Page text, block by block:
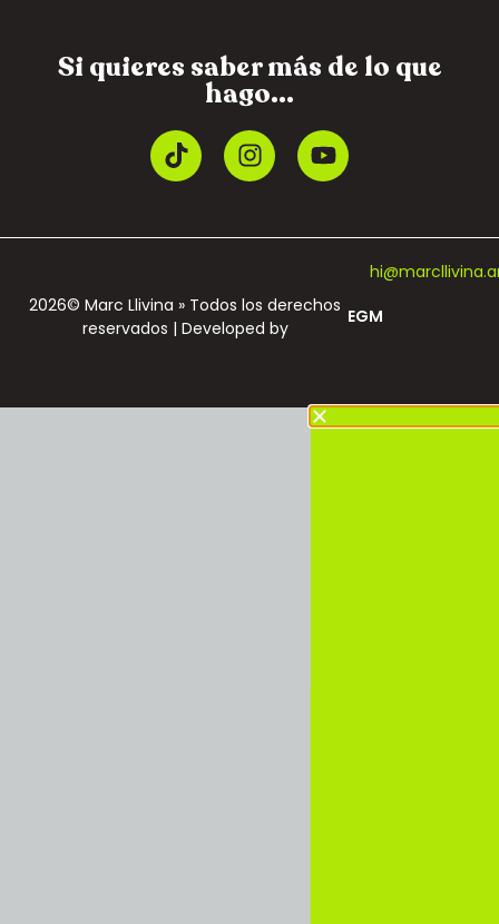
Si quieres saber más de lo que
hago...
2026© Marc Llivina » Todos los derechos
reservados | Developed by
EGM